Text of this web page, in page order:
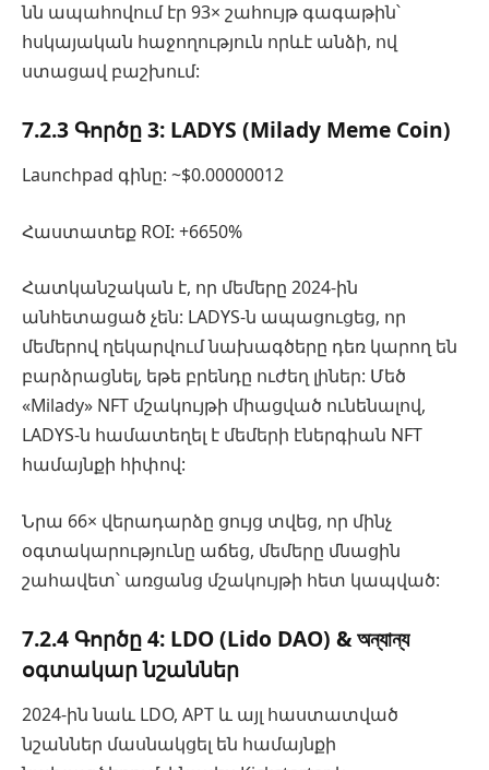
նն ապահովում էր 93× շահույթ գագաթին՝
հսկայական հաջողություն որևէ անձի, ով
ստացավ բաշխում:
7.2.3 Գործը 3: LADYS (Milady Meme Coin)
Launchpad գինը: ~$0.00000012
Հաստատեք ROI: +6650%
Հատկանշական է, որ մեմերը 2024-ին
անհետացած չեն: LADYS-ն ապացուցեց, որ
մեմերով ղեկարվում նախագծերը դեռ կարող են
բարձրացնել, եթե բրենդը ուժեղ լիներ: Մեծ
«Milady» NFT մշակույթի միացված ունենալով,
LADYS-ն համատեղել է մեմերի էներգիան NFT
համայնքի հիփով:
Նրա 66× վերադարձը ցույց տվեց, որ մինչ
օգտակարությունը աճեց, մեմերը մնացին
շահավետ՝ առցանց մշակույթի հետ կապված:
7.2.4 Գործը 4: LDO (Lido DAO) & অন্যান্য
օգտակար նշաններ
2024-ին նաև LDO, APT և այլ հաստատված
նշաններ մասնակցել են համայնքի